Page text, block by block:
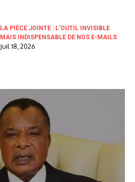
LA PIÈCE JOINTE : L’OUTIL INVISIBLE
MAIS INDISPENSABLE DE NOS E-MAILS
Juil 18, 2026